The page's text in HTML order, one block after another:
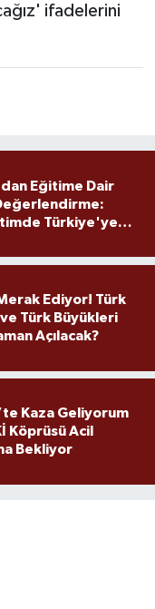
ifadelerini
Eğitime Dair
Türkiye'ye
Ediyor! Türk
Türk Büyükleri
Açılacak?
Kaza Geliyorum
Köprüsü Acil
Bekliyor